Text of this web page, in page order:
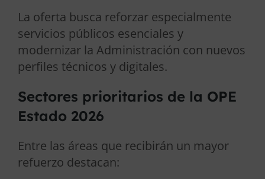
La oferta busca reforzar especialmente
servicios públicos esenciales y
modernizar la Administración con nuevos
perfiles técnicos y digitales.
Sectores prioritarios de la OPE
Estado 2026
Entre las áreas que recibirán un mayor
refuerzo destacan: